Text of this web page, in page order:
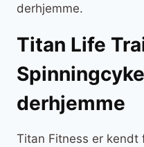
derhjemme.
Titan Life
derhjemme
Titan Fitness er kendt